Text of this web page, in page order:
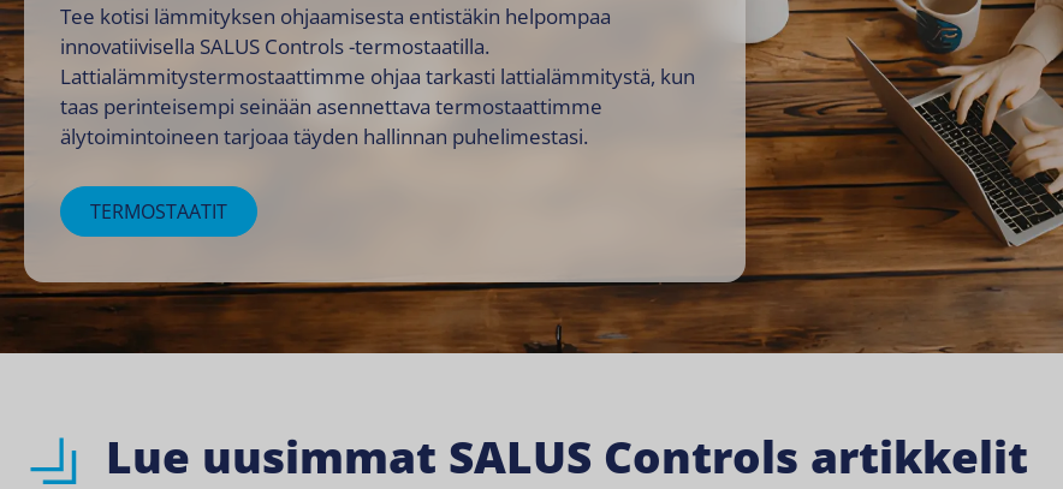
Tee kotisi lämmityksen ohjaamisesta entistäkin helpompaa
innovatiivisella SALUS Controls -termostaatilla.
Lattialämmitystermostaattimme ohjaa tarkasti lattialämmitystä, kun
taas perinteisempi seinään asennettava termostaattimme
älytoimintoineen tarjoaa täyden hallinnan puhelimestasi.
TERMOSTAATIT
Lue uusimmat SALUS Controls artikkelit